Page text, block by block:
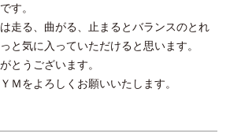
す。
走る、曲がる、止まるとバランスのとれ
と気に入っていただけると思います。
とうございます。
Ｍをよろしくお願いいたします。